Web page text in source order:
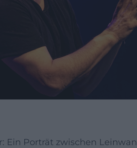
Ein Porträt zwischen